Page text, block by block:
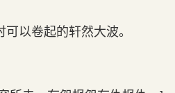
以卷起的轩然大波。